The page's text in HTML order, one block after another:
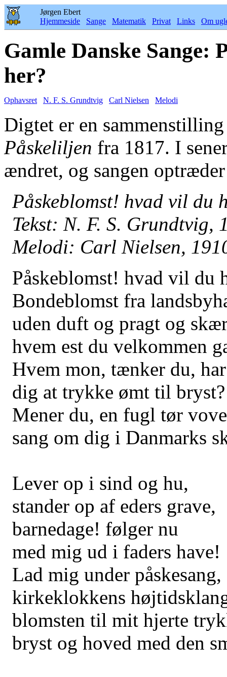
Jørgen Ebert
Hjemmeside
Sange Matematik Privat Links Om
Gamle Danske Sange:
her?
Ophavsret N. F. S. Grundtvig Carl Nielsen Melodi
Digtet er en
Påskeliljen fra 1817. I
ændret, og sangen
Påskeblomst! hvad vil du
Tekst: N. F. S. Grundtvig,
Melodi: Carl Nielsen,
Påskeblomst! hvad vil du
Bondeblomst fra
uden duft og pragt og
hvem est du velkommen
Hvem mon, tænker du,
dig at trykke ømt til bryst?
Mener du, en fugl tør vove
sang om dig i Danmarks
Lever op i sind og hu,
stander op af eders grave,
barnedage! følger nu
med mig ud i faders have!
Lad mig under påskesang,
kirkeklokkens
blomsten til mit hjerte
bryst og hoved med den